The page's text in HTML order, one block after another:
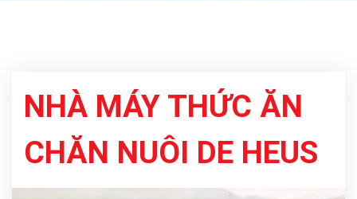
NHÀ MÁY THỨC ĂN
CHĂN NUÔI DE HEUS